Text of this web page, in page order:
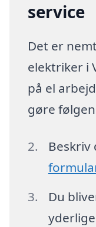
service
Det er
elektriker i
på el
gøre
Beskriv
Du